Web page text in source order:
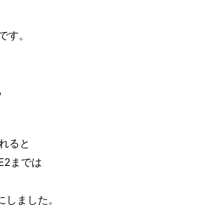
す。
ると
までは
ました。